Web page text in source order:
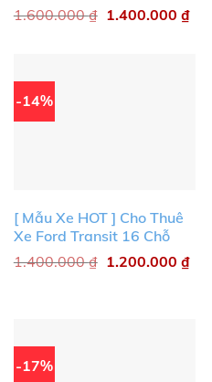
1.600.000₫ 1.400.000 ₫
-14%
[ Mẫu Xe HOT ] Cho Thuê
Xe Ford Transit 16 Chỗ
1.400.000₫ 1.200.000 ₫
-17%